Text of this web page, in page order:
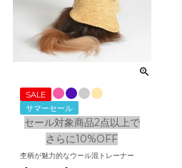
SALE
サマーセール
セール対象商品2点以上で
さらに10%OFF
杢柄が魅力的なウール混トレーナー